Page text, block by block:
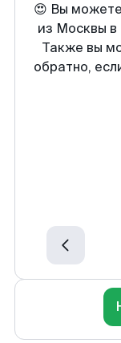
😍 Вы
из Москвы в
Также вы
обратно,